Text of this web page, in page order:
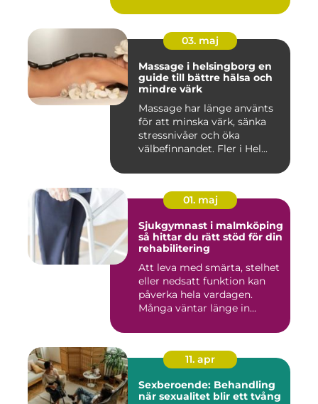
03. maj
Massage i helsingborg en
guide till bättre hälsa och
mindre värk
Massage har länge använts
för att minska värk, sänka
stressnivåer och öka
välbefinnandet. Fler i Hel...
01. maj
Sjukgymnast i malmköping
så hittar du rätt stöd för din
rehabilitering
Att leva med smärta, stelhet
eller nedsatt funktion kan
påverka hela vardagen.
Många väntar länge in...
11. apr
Sexberoende: Behandling
när sexualitet blir ett tvång